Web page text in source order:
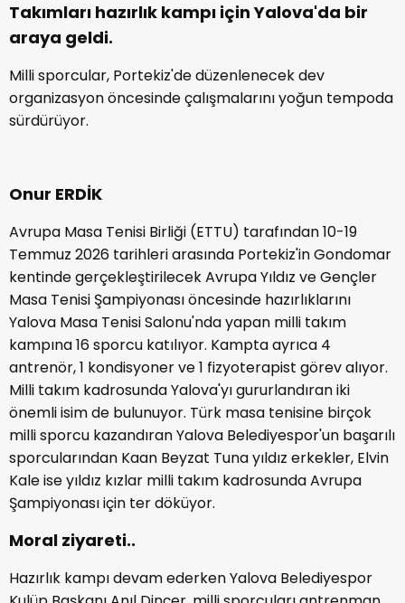
Takımları hazırlık kampı için Yalova'da bir
araya geldi.
Milli sporcular, Portekiz'de düzenlenecek dev
organizasyon öncesinde çalışmalarını yoğun tempoda
sürdürüyor.
Onur ERDİK
Avrupa Masa Tenisi Birliği (ETTU) tarafından 10-19
Temmuz 2026 tarihleri arasında Portekiz'in Gondomar
kentinde gerçekleştirilecek Avrupa Yıldız ve Gençler
Masa Tenisi Şampiyonası öncesinde hazırlıklarını
Yalova Masa Tenisi Salonu'nda yapan milli takım
kampına 16 sporcu katılıyor. Kampta ayrıca 4
antrenör, 1 kondisyoner ve 1 fizyoterapist görev alıyor.
Milli takım kadrosunda Yalova'yı gururlandıran iki
önemli isim de bulunuyor. Türk masa tenisine birçok
milli sporcu kazandıran Yalova Belediyespor'un başarılı
sporcularından Kaan Beyzat Tuna yıldız erkekler, Elvin
Kale ise yıldız kızlar milli takım kadrosunda Avrupa
Şampiyonası için ter döküyor.
Moral ziyareti..
Hazırlık kampı devam ederken Yalova Belediyespor